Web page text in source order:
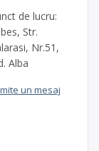
de lucru:
Str.
Nr.51,
Alba
un mesaj